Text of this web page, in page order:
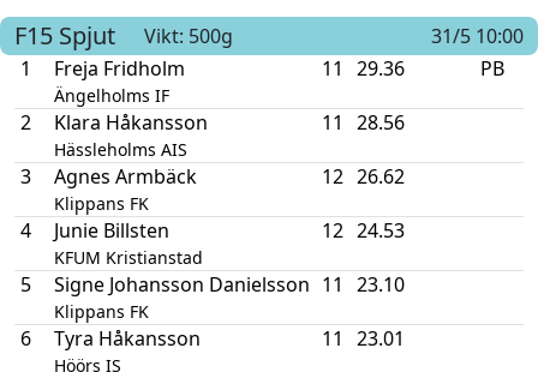
F15 Spjut Vikt: 500g
31/5 10:00
1
Freja Fridholm
Ängelholms IF
11 29.36 PB
2 Klara Håkansson
Hässleholms AIS
11 28.56
3 Agnes Armbäck
Klippans FK
12 26.62
4 Junie Billsten
KFUM Kristianstad
12 24.53
5 Signe Johansson Danielsson
Klippans FK
11 23.10
6 Tyra Håkansson
Höörs IS
11 23.01